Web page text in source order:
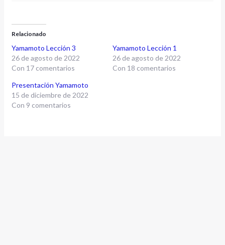
Relacionado
Yamamoto Lección 3
26 de agosto de 2022
Con 17 comentarios
Yamamoto Lección 1
26 de agosto de 2022
Con 18 comentarios
Presentación Yamamoto
15 de diciembre de 2022
Con 9 comentarios